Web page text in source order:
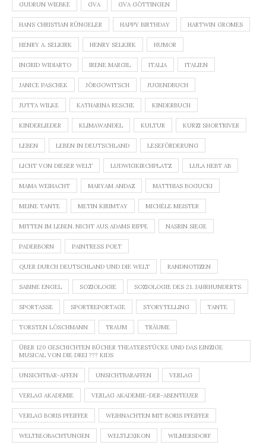
GUDRUN WIEBKE GVA GVA GÖTTINGEN
HANS CHRISTIAN RÜNGELER HAPPY BIRTHDAY HARTWIN GROMES
HENRY A. SELKIRK HENRY SELKIRK HUMOR
INGRID WIDIARTO IRENE MARGIL ITALIA ITALIEN
JANICE PASCHEK JÖRGOWITSCH JUGENDBUCH
JUTTA WILKE KATHARINA RESCHE KINDERBUCH
KINDERLIEDER KLIMAWANDEL KULTUR KURZI SHORTRIVER
LEBEN LEBEN IN DEUTSCHLAND LESEFÖRDERUNG
LICHT VON DIESER WELT LUDWIGKIRCHPLATZ LULA HEBT AB
MAMA WEIHACHT MARYAM ANDAZ MATTHIAS BOGUCKI
MEINE TANTE METIN KIRIMTAY MICHÈLE MEISTER
MITTEN IM LEBEN. NICHT AUS ADAMS RIPPE NASRIN SIEGE
PADERBORN PAINTRESS POET
QUER DURCH DEUTSCHLAND UND DIE WELT RANDNOTIZEN
SABINE ENGEL SOZIOLOGIE SOZIOLOGIE DES 21. JAHRHUNDERTS
SPORTASSE SPORTREPORTAGE STORYTELLING TANTE
TORSTEN LÖSCHMANN TRAUM TRÄUME
ÜBER 120 GESCHICHTEN BÜCHER THEATERSTÜCKE UND DAS EINZIGE
MUSICAL VON DIE DREI ??? KIDS
UNSICHTBAR-AFFEN UNSICHTBARAFFEN VERLAG
VERLAG AKADEMIE VERLAG AKADEMIE-DER-ABENTEUER
VERLAG BORIS PFEIFFER WEIHNACHTEN MIT BORIS PFEIFFER
WELTBEOBACHTUNGEN WELTLEXIKON WILMERSDORF